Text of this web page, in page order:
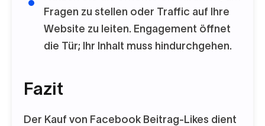
Fragen zu stellen oder Traffic auf Ihre
Website zu leiten. Engagement öffnet
die Tür; Ihr Inhalt muss hindurchgehen.
Fazit
Der Kauf von Facebook Beitrag-Likes dient